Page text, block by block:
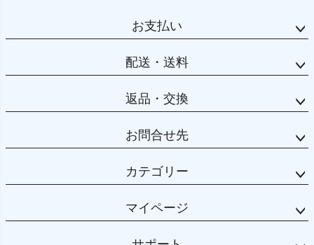
お支払い
配送・送料
返品・交換
お問合せ先
カテゴリー
マイページ